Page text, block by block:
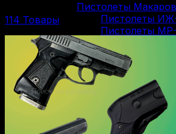
Пистолеты
Пистолеты
Пистолеты
Патроны
Патроны для
Патроны для
Патроны для ОООП
Поиск
товаров
114 Товары